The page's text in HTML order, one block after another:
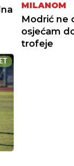
MILANOM
Modrić ne
osjećam
trofeje